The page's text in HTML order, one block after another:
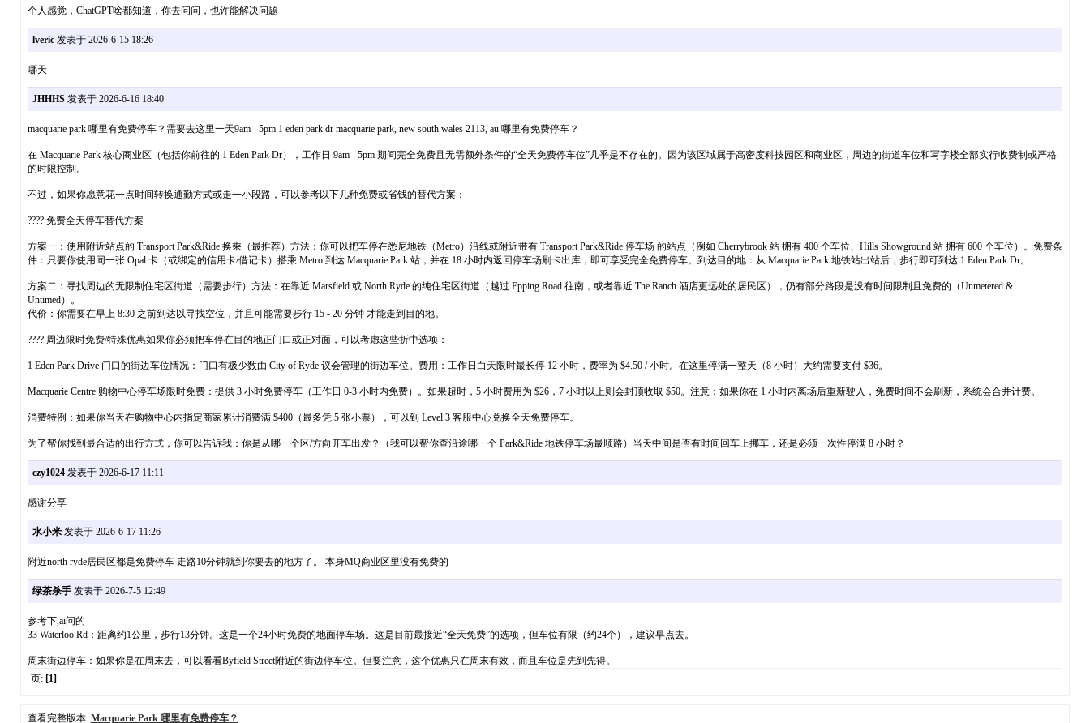
个人感觉，ChatGPT啥都知道，你去问问，也许能解决问题
lveric发表于 2026-6-15 18:26
哪天
JHHHS发表于 2026-6-16 18:40
macquarie park 哪里有免费停车？需要去这里一天9am - 5pm 1 eden park dr macquarie park, new south wales 2113, au 哪里有免费停车？
在 Macquarie Park 核心商业区（包括你前往的 1 Eden Park Dr），工作日 9am - 5pm 期间完全免费且无需额外条件的“全天免费停车位”几乎是不存在的。因为该区域属于高密度科技园区和商业区，周边的街道车位和写字楼全部实行收费制或严格
的时限控制。
不过，如果你愿意花一点时间转换通勤方式或走一小段路，可以参考以下几种免费或省钱的替代方案：
???? 免费全天停车替代方案
方案一：使用附近站点的 Transport Park&Ride 换乘（最推荐）方法：你可以把车停在悉尼地铁（Metro）沿线或附近带有 Transport Park&Ride 停车场 的站点（例如 Cherrybrook 站 拥有 400 个车位、Hills Showground 站 拥有 600 个车位）。免费条
件：只要你使用同一张 Opal 卡（或绑定的信用卡/借记卡）搭乘 Metro 到达 Macquarie Park 站，并在 18 小时内返回停车场刷卡出库，即可享受完全免费停车。到达目的地：从 Macquarie Park 地铁站出站后，步行即可到达 1 Eden Park Dr。
方案二：寻找周边的无限制住宅区街道（需要步行）方法：在靠近 Marsfield 或 North Ryde 的纯住宅区街道（越过 Epping Road 往南，或者靠近 The Ranch 酒店更远处的居民区），仍有部分路段是没有时间限制且免费的（Unmetered &
Untimed）。
代价：你需要在早上 8:30 之前到达以寻找空位，并且可能需要步行 15 - 20 分钟 才能走到目的地。
????️ 周边限时免费/特殊优惠如果你必须把车停在目的地正门口或正对面，可以考虑这些折中选项：
1 Eden Park Drive 门口的街边车位情况：门口有极少数由 City of Ryde 议会管理的街边车位。费用：工作日白天限时最长停 12 小时，费率为 $4.50 / 小时。在这里停满一整天（8 小时）大约需要支付 $36。
Macquarie Centre 购物中心停车场限时免费：提供 3 小时免费停车（工作日 0-3 小时内免费）。如果超时，5 小时费用为 $26，7 小时以上则会封顶收取 $50。注意：如果你在 1 小时内离场后重新驶入，免费时间不会刷新，系统会合并计费。
消费特例：如果你当天在购物中心内指定商家累计消费满 $400（最多凭 5 张小票），可以到 Level 3 客服中心兑换全天免费停车。
为了帮你找到最合适的出行方式，你可以告诉我：你是从哪一个区/方向开车出发？（我可以帮你查沿途哪一个 Park&Ride 地铁停车场最顺路）当天中间是否有时间回车上挪车，还是必须一次性停满 8 小时？
czy1024发表于 2026-6-17 11:11
感谢分享
水小米发表于 2026-6-17 11:26
附近north ryde居民区都是免费停车 走路10分钟就到你要去的地方了。 本身MQ商业区里没有免费的
绿茶杀手发表于 2026-7-5 12:49
参考下,ai问的
33 Waterloo Rd：距离约1公里，步行13分钟。这是一个24小时免费的地面停车场。这是目前最接近“全天免费”的选项，但车位有限（约24个），建议早点去。
周末街边停车：如果你是在周末去，可以看看Byfield Street附近的街边停车位。但要注意，这个优惠只在周末有效，而且车位是先到先得。
页: [1]
查看完整版本: Macquarie Park 哪里有免费停车？